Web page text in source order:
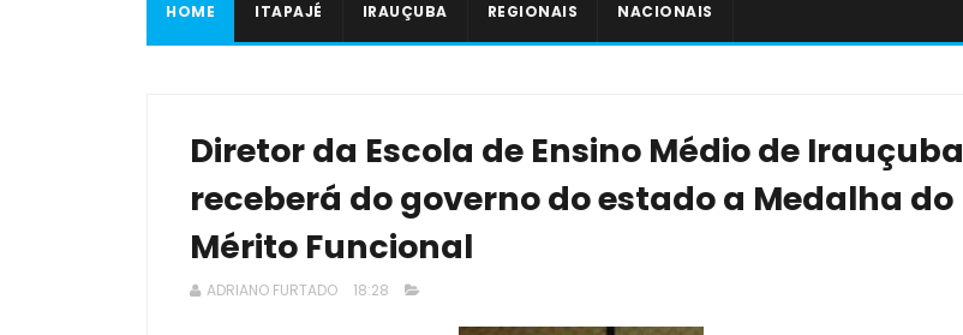
HOME ITAPAJÉ IRAUÇUBA REGIONAIS NACIONAIS
Diretor da Escola de Ensino Médio de Irauçuba
receberá do governo do estado a Medalha do
Mérito Funcional
ADRIANO FURTADO 18:28